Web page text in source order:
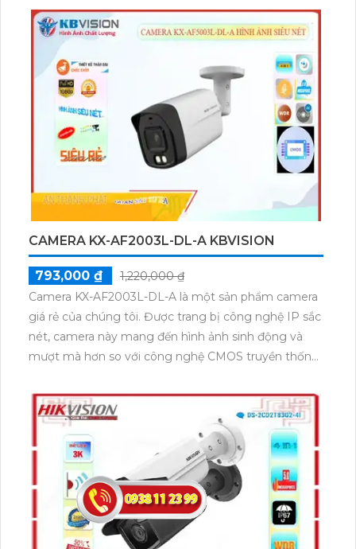
CAMERA KX-AF2003L-DL-A KBVISION
793,000 ₫
1,220,000 ₫
Camera KX-AF2003L-DL-A là một sản phẩm camera
giá rẻ của chúng tôi. Được trang bị công nghệ IP sắc
nét, camera này mang đến hình ảnh sinh động và
mượt mà hơn so với công nghệ CMOS truyền thống.
đêm với hồng ngoại có tầm nhìn xa được lên đến
40m, đảm bảo độ nét lên đến 2.0 MP. Camera KX-
AF2003L-DL-A còn tương thích với đầu ghi hồng
ngoại SMD, giúp bạn dễ dàng ghi lại và xem lại hình
ảnh theo nhu cầu sử dụng của mình.